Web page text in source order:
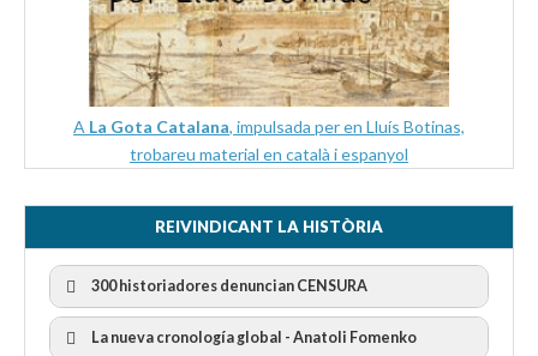
A La Gota Catalana, impulsada per en Lluís Botinas,
trobareu material en català i espanyol
REIVINDICANT LA HISTÒRIA
300 historiadores denuncian CENSURA
La nueva cronología global - Anatoli Fomenko